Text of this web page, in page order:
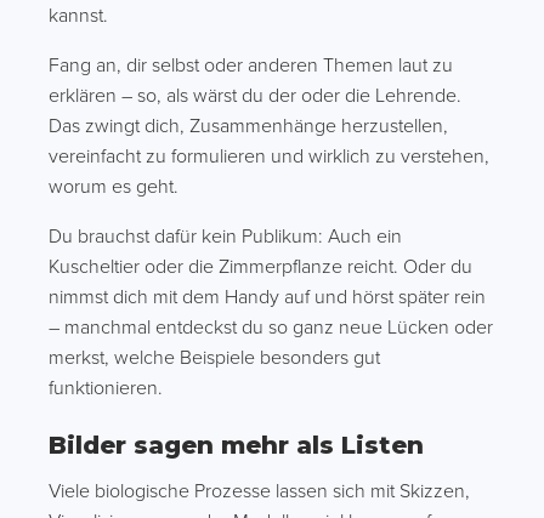
kannst.
Fang an, dir selbst oder anderen Themen laut zu
erklären – so, als wärst du der oder die Lehrende.
Das zwingt dich, Zusammenhänge herzustellen,
vereinfacht zu formulieren und wirklich zu verstehen,
worum es geht.
Du brauchst dafür kein Publikum: Auch ein
Kuscheltier oder die Zimmerpflanze reicht. Oder du
nimmst dich mit dem Handy auf und hörst später rein
– manchmal entdeckst du so ganz neue Lücken oder
merkst, welche Beispiele besonders gut
funktionieren.
Bilder sagen mehr als Listen
Viele biologische Prozesse lassen sich mit Skizzen,